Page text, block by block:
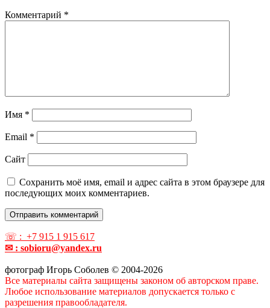
Комментарий *
Имя *
Email *
Сайт
Сохранить моё имя, email и адрес сайта в этом браузере для
последующих моих комментариев.
☏ : +7 915 1 915 617
✉ : sobioru@yandex.ru
фотограф Игорь Соболев © 2004-2026
Все материалы сайта защищены законом об авторском праве.
Любое использование материалов допускается только с
разрешения правообладателя.